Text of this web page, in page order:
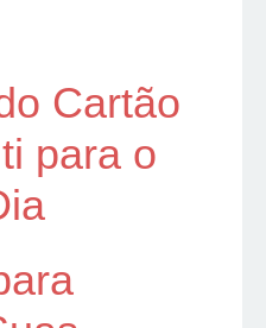
Cartão
para o